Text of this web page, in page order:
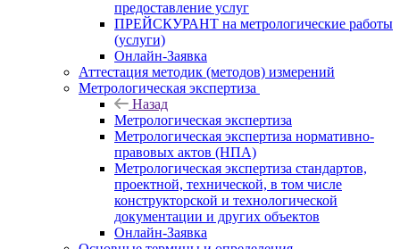
предоставление услуг
ПРЕЙСКУРАНТ на метрологические работы
(услуги)
Онлайн-Заявка
Аттестация методик (методов) измерений
Метрологическая экспертиза
Назад
Метрологическая экспертиза
Метрологическая экспертиза нормативно-
правовых актов (НПА)
Метрологическая экспертиза стандартов,
проектной, технической, в том числе
конструкторской и технологической
документации и других объектов
Онлайн-Заявка